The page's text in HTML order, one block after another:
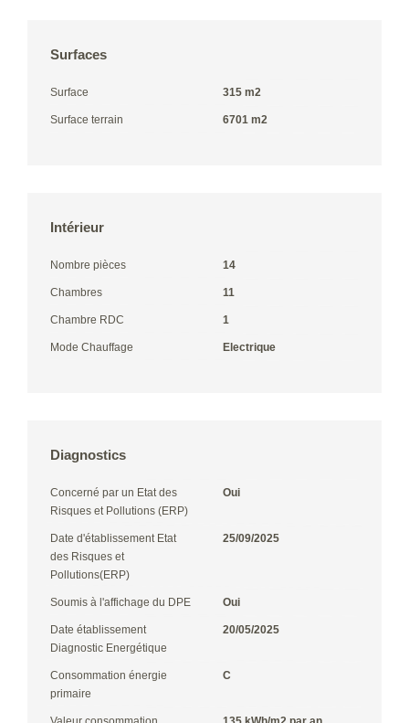
Surfaces
Surface 315 m2
Surface terrain 6701 m2
Intérieur
Nombre pièces 14
Chambres 11
Chambre RDC 1
Mode Chauffage Electrique
Diagnostics
Concerné par un Etat des
Risques et Pollutions (ERP)
Oui
Date d'établissement Etat
des Risques et
Pollutions(ERP)
25/09/2025
Soumis à l'affichage du DPE Oui
Date établissement
Diagnostic Energétique
20/05/2025
Consommation énergie
primaire
C